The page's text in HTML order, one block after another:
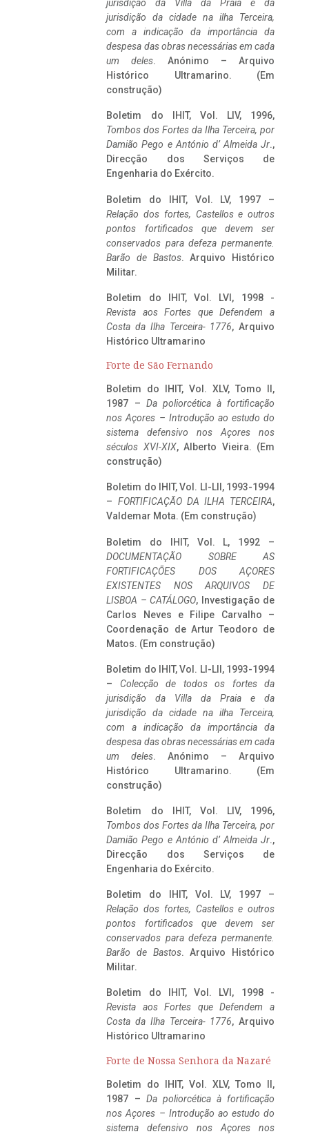
jurisdição da Villa da Praia e da
jurisdição da cidade na ilha Terceira,
com a indicação da importância da
despesa das obras necessárias em cada
um deles. Anónimo – Arquivo
Histórico Ultramarino. (Em
construção)
Boletim do IHIT, Vol. LIV, 1996,
Tombos dos Fortes da Ilha Terceira, por
Damião Pego e António d’ Almeida Jr.,
Direcção dos Serviços de
Engenharia do Exército.
Boletim do IHIT, Vol. LV, 1997 –
Relação dos fortes, Castellos e outros
pontos fortificados que devem ser
conservados para defeza permanente.
Barão de Bastos. Arquivo Histórico
Militar.
Boletim do IHIT, Vol. LVI, 1998 -
Revista aos Fortes que Defendem a
Costa da Ilha Terceira- 1776, Arquivo
Histórico Ultramarino
Forte de São Fernando
Boletim do IHIT, Vol. XLV, Tomo II,
1987 – Da poliorcética à fortificação
nos Açores – Introdução ao estudo do
sistema defensivo nos Açores nos
séculos XVI-XIX, Alberto Vieira. (Em
construção)
Boletim do IHIT, Vol. LI-LII, 1993-1994
– FORTIFICAÇÃO DA ILHA TERCEIRA,
Valdemar Mota. (Em construção)
Boletim do IHIT, Vol. L, 1992 –
DOCUMENTAÇÃO SOBRE AS
FORTIFICAÇÕES DOS AÇORES
EXISTENTES NOS ARQUIVOS DE
LISBOA – CATÁLOGO, Investigação de
Carlos Neves e Filipe Carvalho –
Coordenação de Artur Teodoro de
Matos. (Em construção)
Boletim do IHIT, Vol. LI-LII, 1993-1994
– Colecção de todos os fortes da
jurisdição da Villa da Praia e da
jurisdição da cidade na ilha Terceira,
com a indicação da importância da
despesa das obras necessárias em cada
um deles. Anónimo – Arquivo
Histórico Ultramarino. (Em
construção)
Boletim do IHIT, Vol. LIV, 1996,
Tombos dos Fortes da Ilha Terceira, por
Damião Pego e António d’ Almeida Jr.,
Direcção dos Serviços de
Engenharia do Exército.
Boletim do IHIT, Vol. LV, 1997 –
Relação dos fortes, Castellos e outros
pontos fortificados que devem ser
conservados para defeza permanente.
Barão de Bastos. Arquivo Histórico
Militar.
Boletim do IHIT, Vol. LVI, 1998 -
Revista aos Fortes que Defendem a
Costa da Ilha Terceira- 1776, Arquivo
Histórico Ultramarino
Forte de Nossa Senhora da Nazaré
Boletim do IHIT, Vol. XLV, Tomo II,
1987 – Da poliorcética à fortificação
nos Açores – Introdução ao estudo do
sistema defensivo nos Açores nos